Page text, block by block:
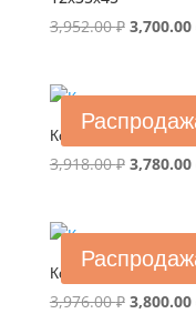
3,952.00₽
3,952.00
3,700.00
Контакт
3,918.00₽
3,918.00
3,780.00
Контакт
3,976.00₽ 3,800.00